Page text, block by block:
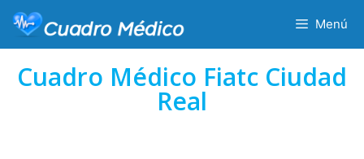
Menú
Cuadro Médico Fiatc Ciudad
Real